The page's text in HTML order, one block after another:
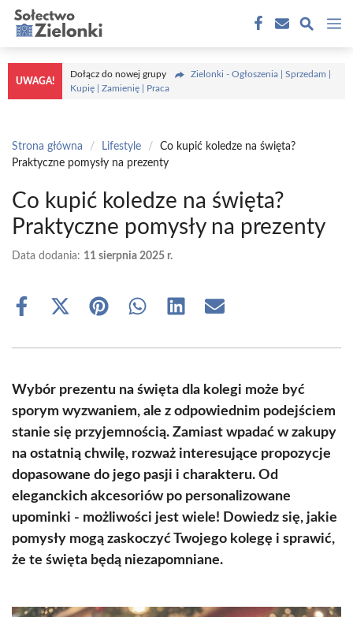
Przejdź
treści
UWAGA!
Dołącz do nowej grupy
Zielonki - Ogłoszenia | Sprzedam |
Kupię | Zamienię | Praca
Strona główna / Lifestyle /
Co kupić koledze na święta?
Praktyczne pomysły na prezenty
Co kupić koledze na święta?
Praktyczne pomysły na prezenty
Data dodania: 11 sierpnia 2025 r.
Share
Share
(Twitter)
Share Share Share Share
Wybór prezentu na święta dla kolegi może być
sporym wyzwaniem, ale z odpowiednim podejściem
stanie się przyjemnością. Zamiast wpadać w zakupy
na ostatnią chwilę, rozważ interesujące propozycje
dopasowane do jego pasji i charakteru. Od
eleganckich akcesoriów po personalizowane
upominki - możliwości jest wiele! Dowiedz się, jakie
pomysły mogą zaskoczyć Twojego kolegę i sprawić,
że te święta będą niezapomniane.